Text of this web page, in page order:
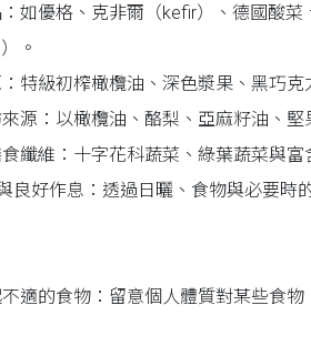
：如優格、克非爾（kefir）、德國酸
。
：特級初榨橄欖油、深色漿果、黑巧
來源：以橄欖油、酪梨、亞麻籽油、
食纖維：十字花科蔬菜、綠葉蔬菜與
良好作息：透過日曬、食物與必要時
不適的食物：留意個人體質對某些食